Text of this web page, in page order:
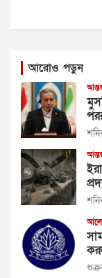
আরোও পড়ুন